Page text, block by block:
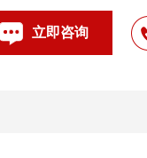
立即咨询